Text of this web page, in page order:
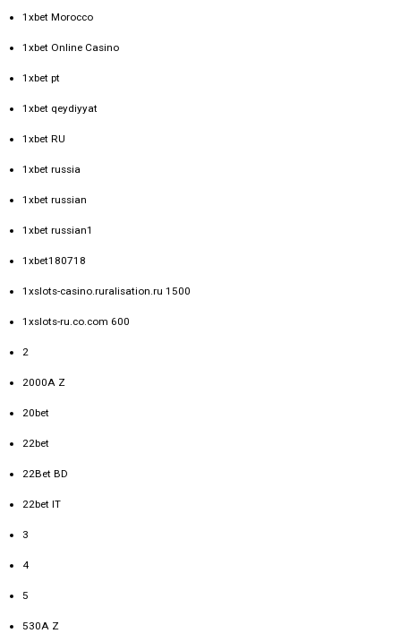
1xbet Morocco
1xbet Online Casino
1xbet pt
1xbet qeydiyyat
1xbet RU
1xbet russia
1xbet russian
1xbet russian1
1xbet180718
1xslots-casino.ruralisation.ru 1500
1xslots-ru.co.com 600
2
2000A Z
20bet
22bet
22Bet BD
22bet IT
3
4
5
530A Z